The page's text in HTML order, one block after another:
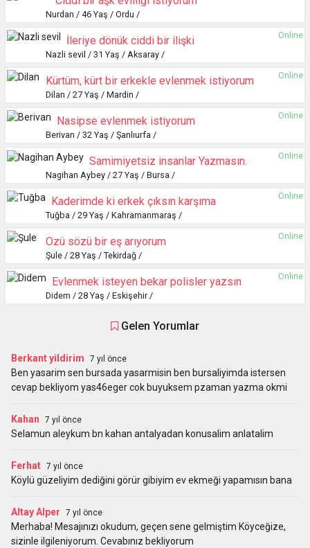
Nurdan / 46 Yaş / Ordu /
Online
İleriye dönük ciddi bir ilişki
Nazli sevil / 31 Yaş / Aksaray /
Online
Kürtüm, kürt bir erkekle evlenmek istiyorum
Dilan / 27 Yaş / Mardin /
Online
Nasipse evlenmek istiyorum
Berivan / 32 Yaş / Şanlıurfa /
Online
Samimiyetsiz insanlar Yazmasın.
Nagihan Aybey / 27 Yaş / Bursa /
Online
Kaderimde ki erkek çıksın karşıma
Tuğba / 29 Yaş / Kahramanmaraş /
Online
Özü sözü bir eş arıyorum
Şule / 28 Yaş / Tekirdağ /
Online
Evlenmek isteyen bekar polisler yazsın
Didem / 28 Yaş / Eskişehir /
Gelen Yorumlar
Berkant yildirim 7 yıl önce
Ben yasarim sen bursada yasarmisin ben bursaliyimda istersen
cevap bekliyom yas46eger cok buyuksem pzaman yazma okmi
Kahan 7 yıl önce
Selamun aleykum bn kahan antalyadan konusalim anlatalim
Ferhat 7 yıl önce
Köylü güzeliyim dediğini görür gibiyim ev ekmeği yapamısın bana
Altay Alper 7 yıl önce
Merhaba! Mesajınızı okudum, geçen sene gelmiştim Köyceğize,
sizinle ilgileniyorum. Cevabınız bekliyorum